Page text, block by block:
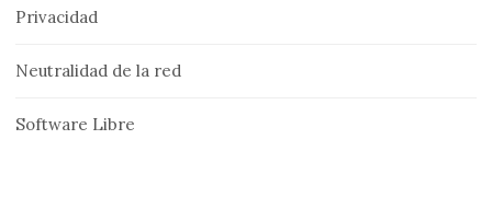
Privacidad
Neutralidad de la red
Software Libre